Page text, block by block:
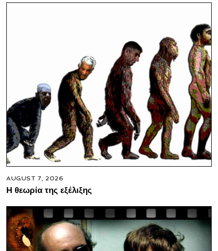
AUGUST 7, 2026
Η θεωρία της εξέλιξης